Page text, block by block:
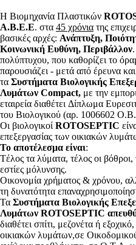
Η Βιομηχανία Πλαστικών
Α.Β.Ε.Ε. στα 45 χρόνια της
βασικές αρχές: Ανάπτυξη,
Κοινωνική Ευθύνη, Περιβάλλον
πολύπτυχου, που καθορίζει το
παρουσιάζει - μετά από έρευνα
τα Συστήματα Βιολογικής
Λυμάτων Compact, με την
εταιρεία διαθέτει Δίπλωμα
του Βιολογικού (αρ. 1006602
Οι βιολογικοί ROTOSEPTIC
επεξεργασίας των οικιακών
Το αποτέλεσμα είναι:
Tέλος τα λύματα, τέλος οι βόθροι,
εστίες μόλυνσης.
Οικονομία χρήματος & χρόνου,
τη δυνατότητα
Τα Συστήματα Βιολογικής
Λυμάτων ROTOSEPTIC
διαθέτει σπίτι, μεζονέτα ή
οικιακών λυμάτων,σε